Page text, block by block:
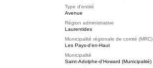
Type d'entité
Avenue
Région administrative
Laurentides
Municipalité régionale de comté (MRC)
Les Pays-d'en-Haut
Municipalité
Saint-Adolphe-d'Howard (Municipalité)